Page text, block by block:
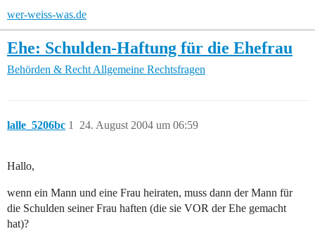
wer-weiss-was.de
Ehe: Schulden-Haftung für die Ehefrau
Behörden & Recht Allgemeine Rechtsfragen
lalle_5206bc 24. August 2004 um 06:59
1
Hallo,
wenn ein Mann und eine Frau heiraten, muss dann der Mann für
die Schulden seiner Frau haften (die sie VOR der Ehe gemacht
hat)?